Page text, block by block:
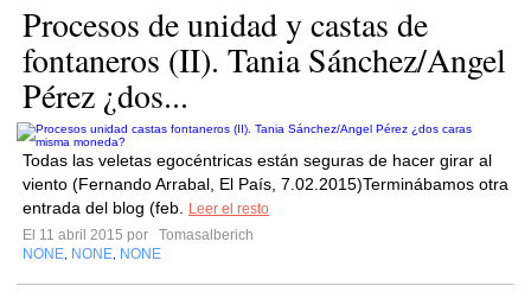
Procesos de unidad y castas de
fontaneros (II). Tania Sánchez/Angel
Pérez ¿dos...
Todas las veletas egocéntricas están seguras de hacer girar al
viento (Fernando Arrabal, El País, 7.02.2015)Terminábamos otra
entrada del blog (feb.
Leer el resto
El 11 abril 2015 por
Tomasalberich
NONE NONE NONE